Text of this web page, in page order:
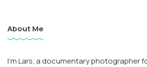
About Me
I’m Lars, a documentary photographer